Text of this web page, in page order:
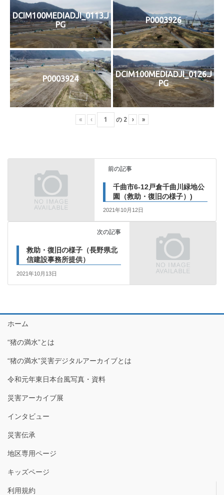
DCIM100MEDIADJI_0113.J
PG
P0003926
P0003924
DCIM100MEDIADJI_0126.J
PG
« ‹ の 2 › »
前の記事
千曲市6-12戸倉千曲川緑地公
園（救助・復旧の様子）)
2021年10月12日
次の記事
救助・復旧の様子（長野県北
信建設事務所提供）
2021年10月13日
ホーム
“猪の満水”とは
“猪の満水”災害デジタルアーカイブとは
令和元年東日本台風写真・資料
災害アーカイブ展
インタビュー
災害伝承
地区専用ページ
キッズページ
利用規約